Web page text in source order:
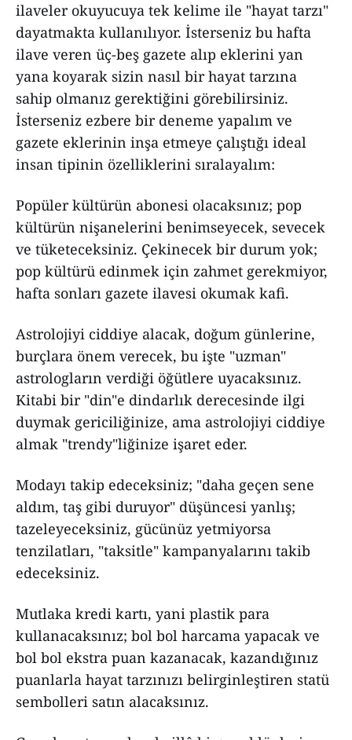
ilaveler okuyucuya tek kelime ile "hayat tarzı"
dayatmakta kullanılıyor. İsterseniz bu hafta
ilave veren üç-beş gazete alıp eklerini yan
yana koyarak sizin nasıl bir hayat tarzına
sahip olmanız gerektiğini görebilirsiniz.
İsterseniz ezbere bir deneme yapalım ve
gazete eklerinin inşa etmeye çalıştığı ideal
insan tipinin özelliklerini sıralayalım:
Popüler kültürün abonesi olacaksınız; pop
kültürün nişanelerini benimseyecek, sevecek
ve tüketeceksiniz. Çekinecek bir durum yok;
pop kültürü edinmek için zahmet gerekmiyor,
hafta sonları gazete ilavesi okumak kafi.
Astrolojiyi ciddiye alacak, doğum günlerine,
burçlara önem verecek, bu işte "uzman"
astrologların verdiği öğütlere uyacaksınız.
Kitabi bir "din"e dindarlık derecesinde ilgi
duymak gericiliğinize, ama astrolojiyi ciddiye
almak "trendy"liğinize işaret eder.
Modayı takip edeceksiniz; "daha geçen sene
aldım, taş gibi duruyor" düşüncesi yanlış;
tazeleyeceksiniz, gücünüz yetmiyorsa
tenzilatları, "taksitle" kampanyalarını takib
edeceksiniz.
Mutlaka kredi kartı, yani plastik para
kullanacaksınız; bol bol harcama yapacak ve
bol bol ekstra puan kazanacak, kazandığınız
puanlarla hayat tarzınızı belirginleştiren statü
sembolleri satın alacaksınız.